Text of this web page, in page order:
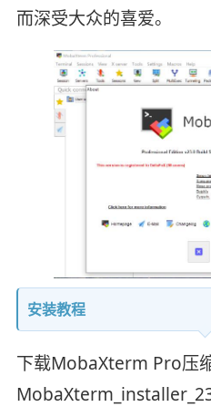
而深受大众的喜爱。
安装教程
下载MobaXterm Pro压